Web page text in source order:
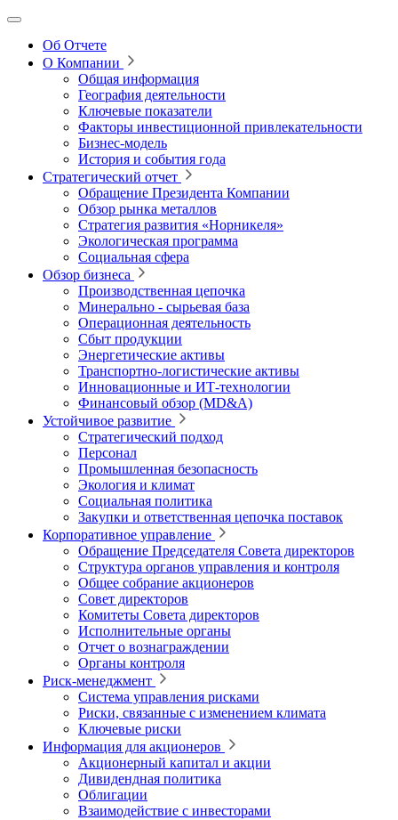
Об Отчете
О Компании
Общая информация
География деятельности
Ключевые показатели
Факторы инвестиционной привлекательности
Бизнес-модель
История и события года
Стратегический отчет
Обращение Президента Компании
Обзор рынка металлов
Стратегия развития «Норникеля»
Экологическая программа
Социальная сфера
Обзор бизнеса
Производственная цепочка
Минерально ‑ сырьевая база
Операционная деятельность
Сбыт продукции
Энергетические активы
Транспортно-логистические активы
Инновационные и ИТ‑технологии
Финансовый обзор (MD&A)
Устойчивое развитие
Стратегический подход
Персонал
Промышленная безопасность
Экология и климат
Социальная политика
Закупки и ответственная цепочка поставок
Корпоративное управление
Обращение Председателя Совета директоров
Структура органов управления и контроля
Общее собрание акционеров
Совет директоров
Комитеты Совета директоров
Исполнительные органы
Отчет о вознаграждении
Органы контроля
Риск-менеджмент
Система управления рисками
Риски, связанные с изменением климата
Ключевые риски
Информация для акционеров
Акционерный капитал и акции
Дивидендная политика
Облигации
Взаимодействие с инвесторами